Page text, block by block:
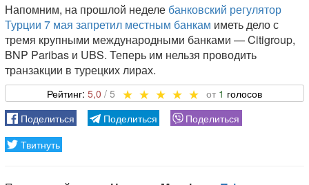
Напомним, на прошлой неделе банковский регулятор
Турции 7 мая запретил местным банкам иметь дело с
тремя крупными международными банками — Citigroup,
BNP Paribas и UBS. Теперь им нельзя проводить
транзакции в турецких лирах.
5,0 1